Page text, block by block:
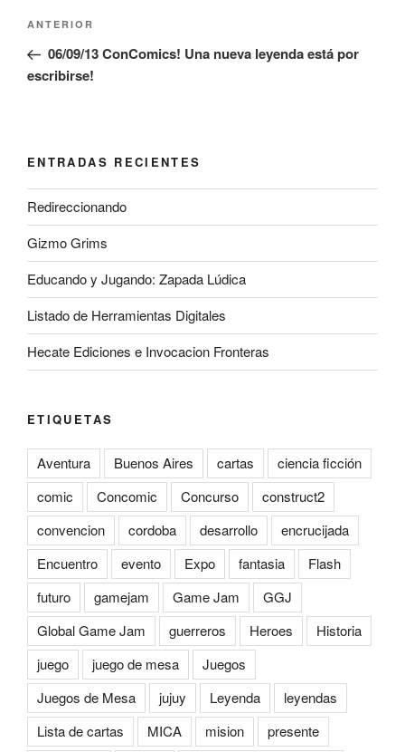
Navegación
entradas
Entrada
anterior:
ANTERIOR
06/09/13 ConComics! Una nueva leyenda está por
escribirse!
ENTRADAS RECIENTES
Redireccionando
Gizmo Grims
Educando y Jugando: Zapada Lúdica
Listado de Herramientas Digitales
Hecate Ediciones e Invocacion Fronteras
ETIQUETAS
Aventura Buenos Aires cartas
ciencia ficción
comic
Concomic Concurso
construct2
convencion
cordoba desarrollo
encrucijada
Encuentro
evento Expo fantasia
Flash
futuro
gamejam Game Jam
GGJ
Global Game Jam
guerreros Heroes
Historia
juego
juego de mesa
Juegos
Juegos de Mesa
jujuy Leyenda
leyendas
Lista de cartas
MICA mision presente